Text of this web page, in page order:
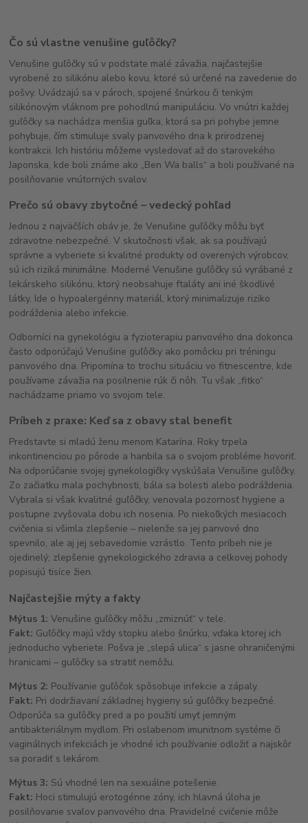
Čo sú vlastne venušine guľôčky?
Venušine guľôčky sú v podstate malé závažia, najčastejšie
vyrobené zo silikónu alebo kovu, ktoré sú určené na zavedenie do
pošvy. Uvádzajú sa v pároch, spojené šnúrkou či tenkým
silikónovým vláknom pre pohodlnú manipuláciu. Vo vnútri každej
guľôčky sa nachádza menšia guľka, ktorá sa pri pohybe jemne
pohybuje, čím stimuluje svaly panvového dna k prirodzenej
kontrakcii. Ich históriu môžeme vysledovať až do starovekého
Japonska, kde boli známe ako „Ben Wa balls“ a boli používané na
posilňovanie vnútorných svalov.
Prečo sú obavy zbytočné – vedecký pohľad
Jednou z najväčších obáv je, že Venušine guľôčky môžu byť
zdravotne nebezpečné. V skutočnosti však, ak sa používajú
správne a vyberiete si kvalitné produkty od overených výrobcov,
sú ich riziká minimálne. Moderné Venušine guľôčky sú vyrábané z
lekárskeho silikónu, ktorý neobsahuje ftaláty ani iné škodlivé
látky. Ide o hypoalergénny materiál, ktorý minimalizuje riziko
podráždenia alebo infekcie.
Odborníci na gynekológiu a fyzioterapiu panvového dna dokonca
často odporúčajú Venušine guľôčky ako pomôcku pri tréningu
panvového dna. Pripomína to trochu situáciu vo fitnescentre, kde
používame závažia na posilnenie rúk či nôh. Tu však „fitko“
nachádzame priamo vo svojom tele.
Príbeh z praxe: Keď sa z obavy stal benefit
Predstavte si mladú ženu menom Katarína. Roky trpela
inkontinenciou po pôrode a hanbila sa o svojom probléme hovoriť.
Na odporúčanie svojej gynekologičky vyskúšala Venušine guľôčky.
Zo začiatku mala pochybnosti, bála sa bolesti alebo podráždenia.
Vybrala si však kvalitné guľôčky, venovala pozornosť hygiene a
postupne zvyšovala dobu ich nosenia. Po niekoľkých mesiacoch
cvičenia si všimla zlepšenie – nielenže sa jej panvové dno
spevnilo, ale aj jej sebavedomie vzrástlo. Tento príbeh nie je
ojedinelý; zlepšenie gynekologického zdravia a celkovej pohody
popisujú tisíce žien.
Najčastejšie mýty a fakty
Mýtus 1: Venušine guľôčky môžu „zmiznúť“ v tele.
Fakt: Guľôčky majú vždy stopku alebo šnúrku, vďaka ktorej ich
jednoducho vyberiete. Pošva je „slepá ulica“ s jasne ohraničenými
hranicami – guľôčky sa stratiť nemôžu.
Mýtus 2: Používanie guľôčok spôsobuje infekcie a zápaly.
Fakt: Pri dodržiavaní základnej hygieny sú guľôčky bezpečné.
Odporúča sa guľôčky pred a po použití umyť jemným
antibakteriálnym mydlom. Pri oslabenom imunitnom systéme či
vaginálnych infekciách je vhodné ich používanie odložiť a najskôr
sa poradiť s lekárom.
Mýtus 3: Sú vhodné len na sexuálne potešenie.
Fakt: Hoci stimulujú erotogénne zóny, ich hlavná úloha je
posilňovanie svalov panvového dna. Pravidelné cvičenie môže